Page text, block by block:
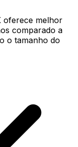
melhor
comparado a
o tamanho do